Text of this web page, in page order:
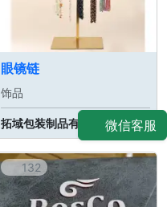
眼镜链
饰品
拓域包装制品有限公司
132
微信客服